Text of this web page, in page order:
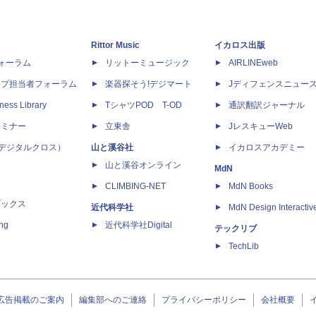
ーラム
担当者フォーラム
Library
ナー
ジタルクロス）
クス
Rittor Music
リットーミュージック
楽器探そう!デジマート
TシャツPOD T-OD
立東舎
山と溪谷社
山と溪谷オンライン
CLIMBING-NET
近代科学社
近代科学社Digital
イカロス出版
AIRLINEweb
Jディフェンスニュー
通訳翻訳ジャーナル
JレスキューWeb
イカロスアカデミー
MdN
MdN Books
MdN Design
テックリブ
TechLib
告掲載のご案内 編集部へのご連絡 プライバシーポリシー 会社概要